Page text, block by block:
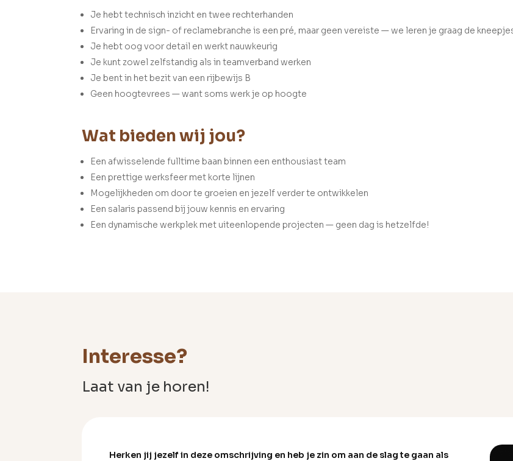
Je hebt technisch inzicht en twee rechterhanden
Ervaring in de sign- of reclamebranche is een pré, maar geen vereiste — we leren je graag de
Je hebt oog voor detail en werkt nauwkeurig
Je kunt zowel zelfstandig als in teamverband werken
Je bent in het bezit van een rijbewijs B
Geen hoogtevrees — want soms werk je op hoogte
Wat bieden wij jou?
Een afwisselende fulltime baan binnen een enthousiast team
Een prettige werksfeer met korte lijnen
Mogelijkheden om door te groeien en jezelf verder te ontwikkelen
Een salaris passend bij jouw kennis en ervaring
Een dynamische werkplek met uiteenlopende projecten — geen dag is hetzelfde!
Interesse?
Laat van je horen!
Herken jij jezelf in deze omschrijving en heb je zin om aan de slag te gaan als